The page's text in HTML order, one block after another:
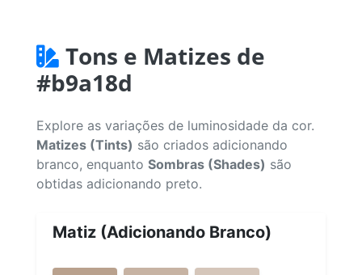
Tons e Matizes de
#b9a18d
Explore as variações de luminosidade da cor.
Matizes (Tints) são criados adicionando
branco, enquanto Sombras (Shades) são
obtidas adicionando preto.
Matiz (Adicionando Branco)